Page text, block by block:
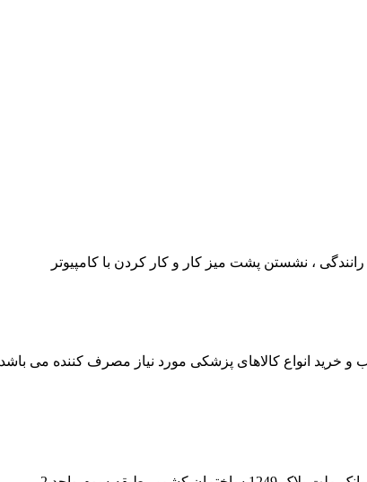
انواع کالاهای پزشکی مورد نیاز مصرف کننده می باشد